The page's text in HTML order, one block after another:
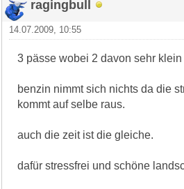
ragingbull
14.07.2009, 10:55
3 pässe wobei 2 davon sehr klein
benzin nimmt sich nichts da die
kommt auf selbe raus.
auch die zeit ist die gleiche.
dafür stressfrei und schöne